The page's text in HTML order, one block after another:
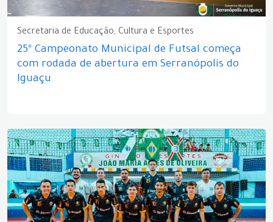
Secretaria de Educação, Cultura e Esportes
25º Campeonato Municipal de Futsal começa
com rodada de abertura em Serranópolis do
Iguaçu